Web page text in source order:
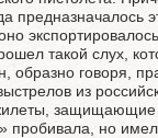
предназначалось
такой слух,
образно говоря,
из
защищающие
пробивала, но